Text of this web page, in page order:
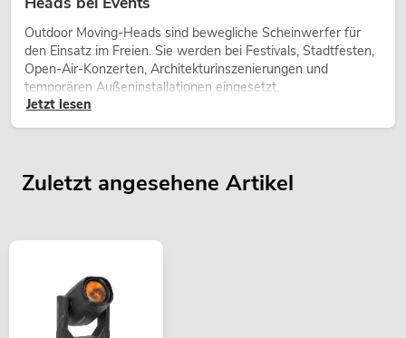
Outdoor Moving-Heads sind bewegliche Scheinwerfer für
den Einsatz im Freien. Sie werden bei Festivals, Stadtfesten,
Open-Air-Konzerten, Architekturinszenierungen und
temporären Außeninstallationen eingesetzt.
Jetzt lesen
Zuletzt angesehene Artikel